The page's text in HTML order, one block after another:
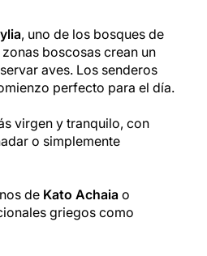
, uno de los bosques de
boscosas crean un
aves. Los senderos
perfecto para el día.
virgen y tranquilo, con
o simplemente
de Kato Achaia o
griegos como